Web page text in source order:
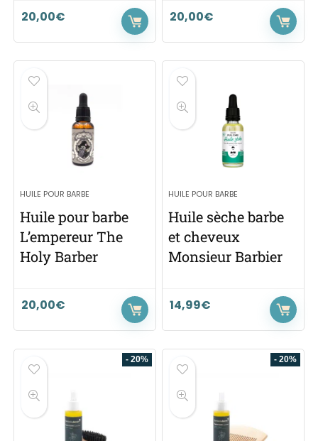
20,00€ 20,00€
HUILE POUR BARBE
Huile pour barbe
L’empereur The
Holy Barber
20,00€
HUILE POUR BARBE
Huile sèche barbe
et cheveux
Monsieur Barbier
14,99€
- 20% - 20%